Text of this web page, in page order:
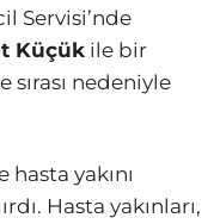
Servisi’nde
Küçük ile bir
sırası nedeniyle
yakını
Hasta yakınları,